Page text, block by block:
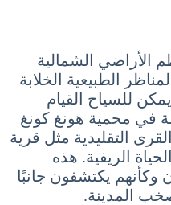
الأراضي الشمالية
الطبيعية الخلابة
للسياح القيام
في محمية هونغ كونغ
القرى التقليدية مثل قرية
الريفية. هذه
وكأنهم يكتشفون جانبًا
المدينة.